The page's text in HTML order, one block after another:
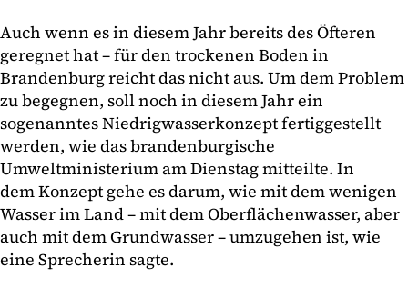
Auch wenn es in diesem Jahr bereits des Öfteren
geregnet hat – für den trockenen Boden in
Brandenburg reicht das nicht aus. Um dem Problem
zu begegnen, soll noch in diesem Jahr ein
sogenanntes Niedrigwasserkonzept fertiggestellt
werden, wie das brandenburgische
Umweltministerium am Dienstag mitteilte. In
dem Konzept gehe es darum, wie mit dem wenigen
Wasser im Land – mit dem Oberflächenwasser, aber
auch mit dem Grundwasser – umzugehen ist, wie
eine Sprecherin sagte.